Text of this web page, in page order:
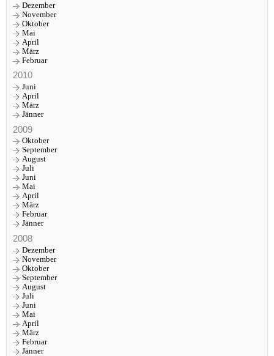
Dezember
November
Oktober
Mai
April
März
Februar
2010
Juni
April
März
Jänner
2009
Oktober
September
August
Juli
Juni
Mai
April
März
Februar
Jänner
2008
Dezember
November
Oktober
September
August
Juli
Juni
Mai
April
März
Februar
Jänner